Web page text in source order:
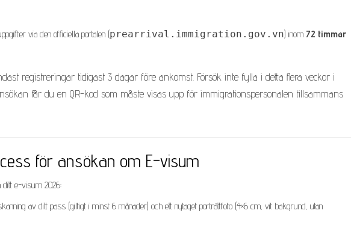
via den officiella portalen (prearrival.immigration.gov.vn) inom 72 timmar
registreringar tidigast 3 dagar före ankomst. Försök inte fylla i detta flera veckor i
får du en QR-kod som måste visas upp för immigrationspersonalen tillsammans
för ansökan om E-visum
ditt e-visum 2026:
av ditt pass (giltigt i minst 6 månader) och ett nytaget porträttfoto (4×6 cm, vit bakgrund, utan